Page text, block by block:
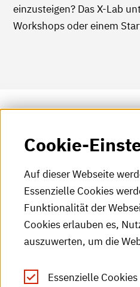
einzusteigen? Das X-Lab
Workshops oder einem
Kontakt
Center of Competence
Beratung Bewerbung
Auslandspraktikum
Martina Link
Fax: +49 (0)721 925-
Cookie-
Auf dieser Webseite
Essenzielle Cookies
Funktionalität der
Cookies erlauben es,
auszuwerten, um die
Essenzielle Cookies